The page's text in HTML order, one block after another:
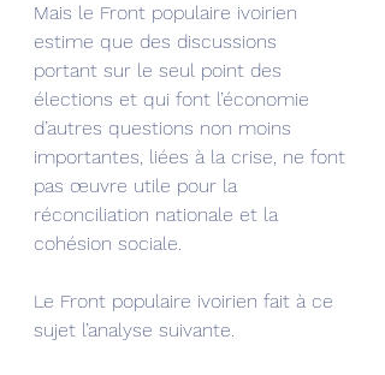
Mais le Front populaire ivoirien
estime que des discussions
portant sur le seul point des
élections et qui font l’économie
d’autres questions non moins
importantes, liées à la crise, ne font
pas œuvre utile pour la
réconciliation nationale et la
cohésion sociale.
Le Front populaire ivoirien fait à ce
sujet l’analyse suivante.